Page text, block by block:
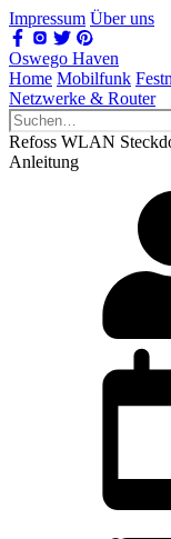
Impressum Über uns
Oswego Haven
Home Mobilfunk
Netzwerke & Router
Refoss WLAN
Anleitung